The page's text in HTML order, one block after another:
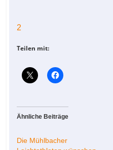
2
Teilen mit:
Ähnliche Beiträge
Die Mühlbacher